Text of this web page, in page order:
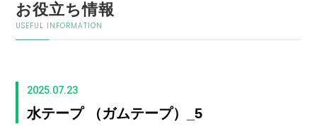
お役立ち情報
USEFUL INFORMATION
2025.07.23
水テープ （ガムテープ）_5